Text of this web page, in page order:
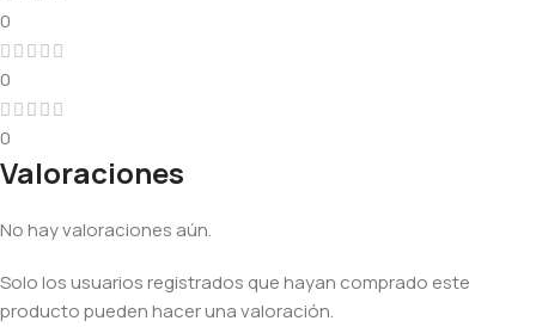
0
0
0
Valoraciones
No hay valoraciones aún.
Solo los usuarios registrados que hayan comprado este
producto pueden hacer una valoración.